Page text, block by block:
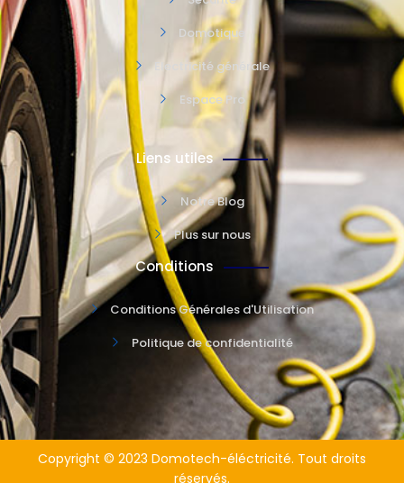
Domotique
Electricité générale
Espace Pro
Liens utiles
Notre Blog
Plus sur nous
Conditions
Conditions Générales d'Utilisation
Politique de confidentialité
Copyright © 2023 Domotech-éléctricité. Tout droits
réservés.